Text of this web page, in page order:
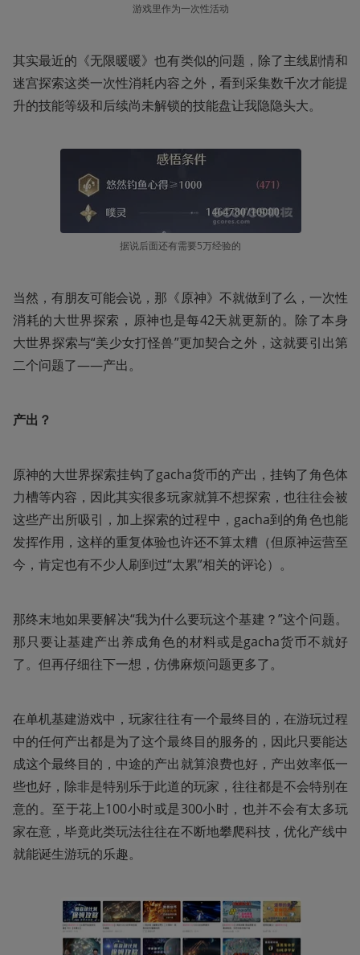
游戏里作为一次性活动
其实最近的《无限暖暖》也有类似的问题，除了主线剧情和
迷宫探索这类一次性消耗内容之外，看到采集数千次才能提
升的技能等级和后续尚未解锁的技能盘让我隐隐头大。
据说后面还有需要5万经验的
当然，有朋友可能会说，那《原神》不就做到了么，一次性
消耗的大世界探索，原神也是每42天就更新的。除了本身
大世界探索与“美少女打怪兽”更加契合之外，这就要引出第
二个问题了——产出。
产出？
原神的大世界探索挂钩了gacha货币的产出，挂钩了角色体
力槽等内容，因此其实很多玩家就算不想探索，也往往会被
这些产出所吸引，加上探索的过程中，gacha到的角色也能
发挥作用，这样的重复体验也许还不算太糟（但原神运营至
今，肯定也有不少人刷到过“太累”相关的评论）。
那终末地如果要解决“我为什么要玩这个基建？”这个问题。
那只要让基建产出养成角色的材料或是gacha货币不就好
了。但再仔细往下一想，仿佛麻烦问题更多了。
在单机基建游戏中，玩家往往有一个最终目的，在游玩过程
中的任何产出都是为了这个最终目的服务的，因此只要能达
成这个最终目的，中途的产出就算浪费也好，产出效率低一
些也好，除非是特别乐于此道的玩家，往往都是不会特别在
意的。至于花上100小时或是300小时，也并不会有太多玩
家在意，毕竟此类玩法往往在不断地攀爬科技，优化产线中
就能诞生游玩的乐趣。